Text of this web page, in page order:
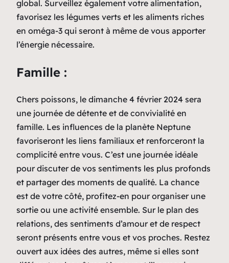
global. Surveillez également votre alimentation,
favorisez les légumes verts et les aliments riches
en oméga-3 qui seront à même de vous apporter
l’énergie nécessaire.
Famille :
Chers poissons, le dimanche 4 février 2024 sera
une journée de détente et de convivialité en
famille. Les influences de la planète Neptune
favoriseront les liens familiaux et renforceront la
complicité entre vous. C’est une journée idéale
pour discuter de vos sentiments les plus profonds
et partager des moments de qualité. La chance
est de votre côté, profitez-en pour organiser une
sortie ou une activité ensemble. Sur le plan des
relations, des sentiments d’amour et de respect
seront présents entre vous et vos proches. Restez
ouvert aux idées des autres, même si elles sont